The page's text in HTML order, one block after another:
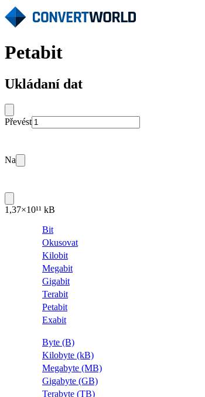
Petabit
Ukládaní dat
Převést
Na
1,37×10¹¹ kB
Bit
Okusovat
Kilobit
Megabit
Gigabit
Terabit
Petabit
Exabit
Byte (B)
Kilobyte (kB)
Megabyte (MB)
Gigabyte (GB)
Terabyte (TB)